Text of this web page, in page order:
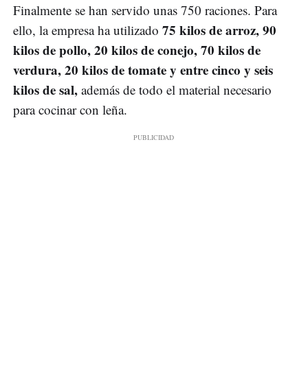
Finalmente se han servido unas 750 raciones. Para
ello, la empresa ha utilizado 75 kilos de arroz, 90
kilos de pollo, 20 kilos de conejo, 70 kilos de
verdura, 20 kilos de tomate y entre cinco y seis
kilos de sal, además de todo el material necesario
para cocinar con leña.